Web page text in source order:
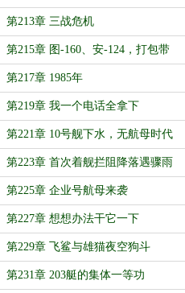
第213章 三战危机
第215章 图-160、安-124，打包带
回
第217章 1985年
第219章 我一个电话全拿下
第221章 10号舰下水，无航母时代
终结
第223章 首次着舰拦阻降落遇骤雨
第225章 企业号航母来袭
第227章 想想办法干它一下
第229章 飞鲨与雄猫夜空狗斗
第231章 203艇的集体一等功